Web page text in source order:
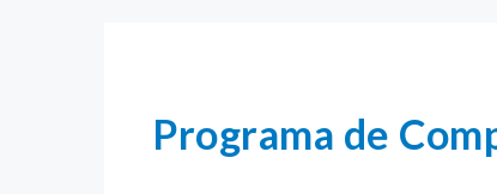
Programa de